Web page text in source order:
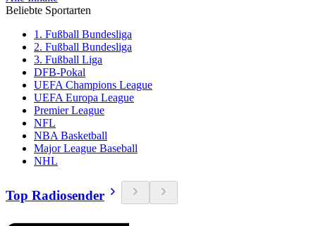
Beliebte Sportarten
1. Fußball Bundesliga
2. Fußball Bundesliga
3. Fußball Liga
DFB-Pokal
UEFA Champions League
UEFA Europa League
Premier League
NFL
NBA Basketball
Major League Baseball
NHL
Top Radiosender